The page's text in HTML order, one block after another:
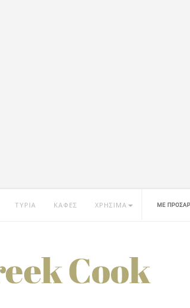
ΤΥΡΙΑ ΚΑΦΕΣ ΧΡΗΣΙΜΑ